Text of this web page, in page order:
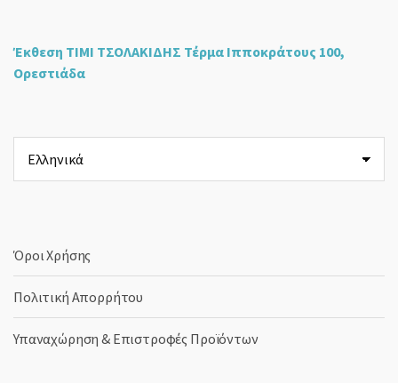
Έκθεση ΤΙΜΙ ΤΣΟΛΑΚΙΔΗΣ Τέρμα Ιπποκράτους 100,
Ορεστιάδα
μια
γλώσσα
Όροι Χρήσης
Πολιτική Απορρήτου
Υπαναχώρηση & Επιστροφές Προϊόντων